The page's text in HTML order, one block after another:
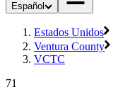
Español
Estados Unidos
Ventura County
VCTC
71